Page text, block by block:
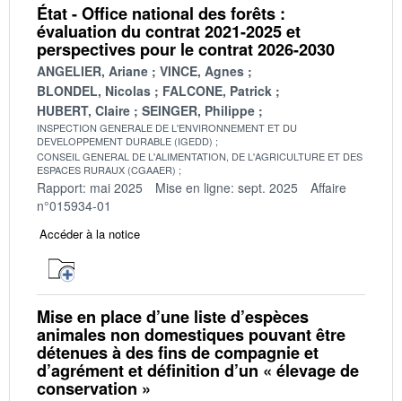
État - Office national des forêts :
évaluation du contrat 2021-2025 et
perspectives pour le contrat 2026-2030
ANGELIER, Ariane
VINCE, Agnes
BLONDEL, Nicolas
FALCONE, Patrick
HUBERT, Claire
SEINGER, Philippe
INSPECTION GENERALE DE L'ENVIRONNEMENT ET DU
DEVELOPPEMENT DURABLE (IGEDD)
CONSEIL GENERAL DE L'ALIMENTATION, DE L'AGRICULTURE ET DES
ESPACES RURAUX (CGAAER)
Rapport: mai 2025 Mise en ligne: sept. 2025
Affaire
n°015934-01
Accéder à la notice
Mise en place d’une liste d’espèces
animales non domestiques pouvant être
détenues à des fins de compagnie et
d’agrément et définition d’un « élevage de
conservation »